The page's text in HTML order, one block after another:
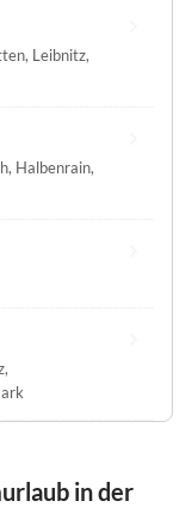
, Leibnitz,
, Halbenrain,
,
in der